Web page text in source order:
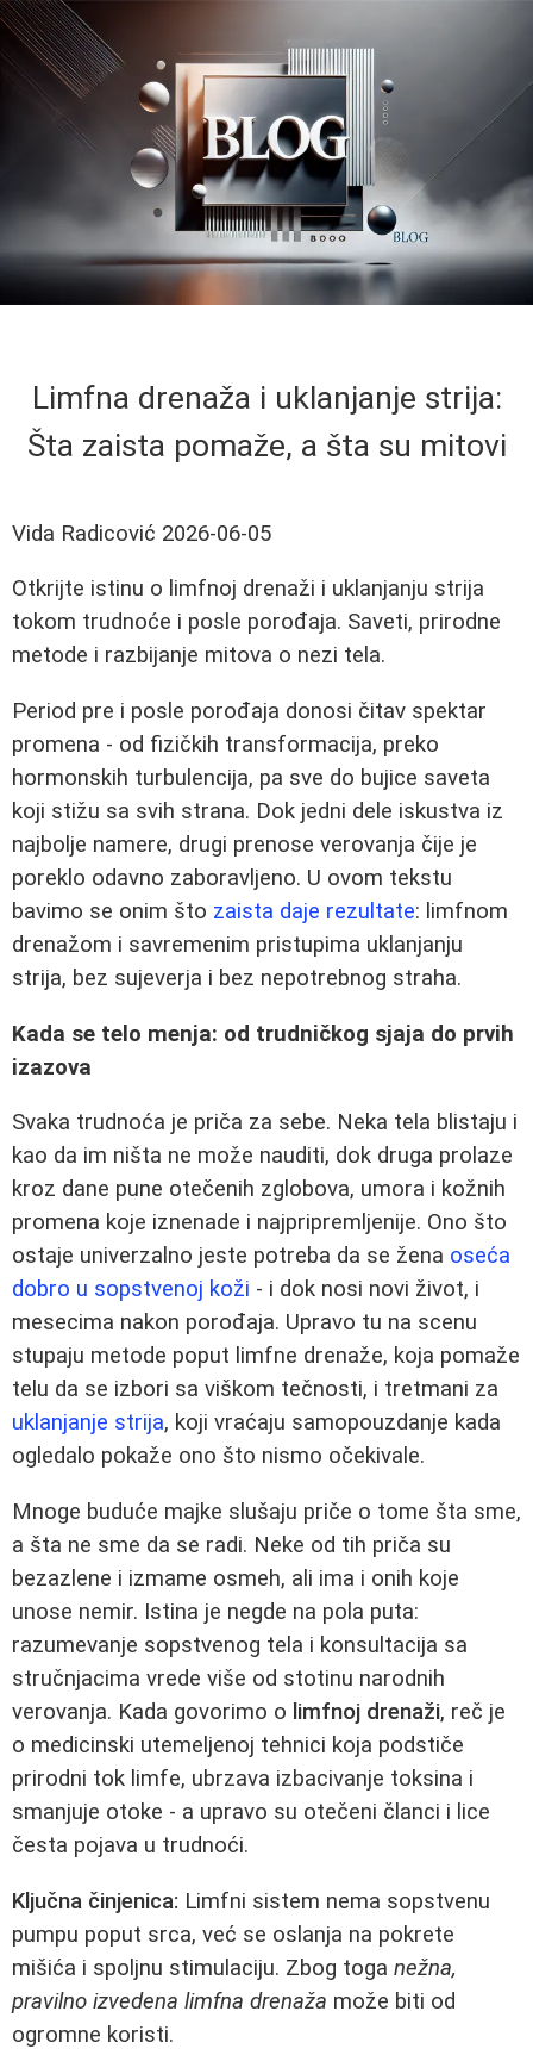
Limfna drenaža i uklanjanje strija:
Šta zaista pomaže, a šta su mitovi
Vida Radicović 2026-06-05
Otkrijte istinu o limfnoj drenaži i uklanjanju strija
tokom trudnoće i posle porođaja. Saveti, prirodne
metode i razbijanje mitova o nezi tela.
Period pre i posle porođaja donosi čitav spektar
promena - od fizičkih transformacija, preko
hormonskih turbulencija, pa sve do bujice saveta
koji stižu sa svih strana. Dok jedni dele iskustva iz
najbolje namere, drugi prenose verovanja čije je
poreklo odavno zaboravljeno. U ovom tekstu
bavimo se onim što zaista daje rezultate: limfnom
drenažom i savremenim pristupima uklanjanju
strija, bez sujeverja i bez nepotrebnog straha.
Kada se telo menja: od trudničkog sjaja do prvih
izazova
Svaka trudnoća je priča za sebe. Neka tela blistaju i
kao da im ništa ne može nauditi, dok druga prolaze
kroz dane pune otečenih zglobova, umora i kožnih
promena koje iznenade i najpripremljenije. Ono što
ostaje univerzalno jeste potreba da se žena oseća
dobro u sopstvenoj koži - i dok nosi novi život, i
mesecima nakon porođaja. Upravo tu na scenu
stupaju metode poput limfne drenaže, koja pomaže
telu da se izbori sa viškom tečnosti, i tretmani za
uklanjanje strija, koji vraćaju samopouzdanje kada
ogledalo pokaže ono što nismo očekivale.
Mnoge buduće majke slušaju priče o tome šta sme,
a šta ne sme da se radi. Neke od tih priča su
bezazlene i izmame osmeh, ali ima i onih koje
unose nemir. Istina je negde na pola puta:
razumevanje sopstvenog tela i konsultacija sa
stručnjacima vrede više od stotinu narodnih
verovanja. Kada govorimo o limfnoj drenaži, reč je
o medicinski utemeljenoj tehnici koja podstiče
prirodni tok limfe, ubrzava izbacivanje toksina i
smanjuje otoke - a upravo su otečeni članci i lice
česta pojava u trudnoći.
Ključna činjenica: Limfni sistem nema sopstvenu
pumpu poput srca, već se oslanja na pokrete
mišića i spoljnu stimulaciju. Zbog toga nežna,
pravilno izvedena limfna drenaža može biti od
ogromne koristi.